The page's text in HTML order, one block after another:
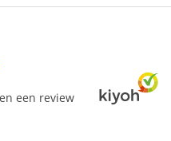
een review